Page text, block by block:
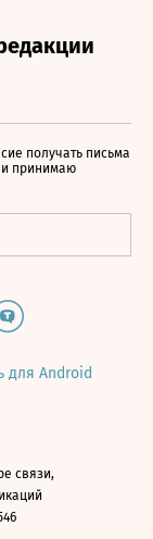
получать письма
и принимаю
для Android
связи,